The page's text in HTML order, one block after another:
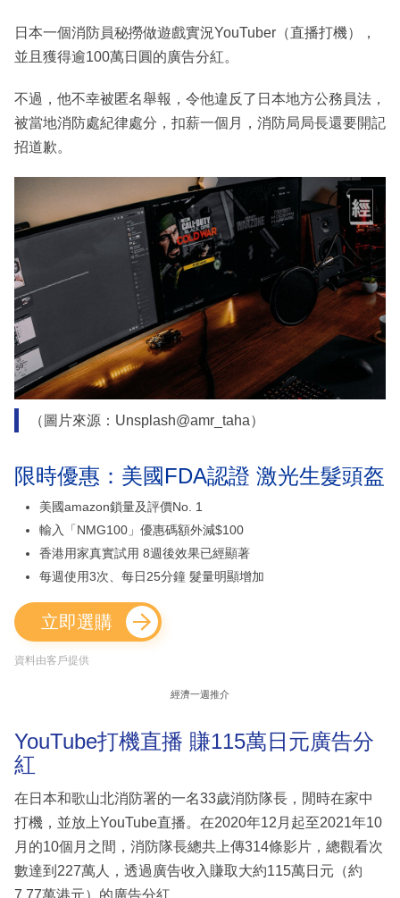
日本一個消防員秘撈做遊戲實況YouTuber（直播打機），
並且獲得逾100萬日圓的廣告分紅。
不過，他不幸被匿名舉報，令他違反了日本地方公務員法，
被當地消防處紀律處分，扣薪一個月，消防局局長還要開記
招道歉。
（圖片來源：Unsplash@amr_taha）
限時優惠：美國FDA認證 激光生髮頭盔
美國amazon鎖量及評價No. 1
輸入「NMG100」優惠碼額外減$100
香港用家真實試用 8週後效果已經顯著
每週使用3次、每日25分鐘 髮量明顯增加
立即選購
資料由客戶提供
經濟一週推介
YouTube打機直播 賺115萬日元廣告分
紅
在日本和歌山北消防署的一名33歲消防隊長，閒時在家中
打機，並放上YouTube直播。在2020年12月起至2021年10
月的10個月之間，消防隊長總共上傳314條影片，總觀看次
數達到227萬人，透過廣告收入賺取大約115萬日元（約
7.77萬港元）的廣告分紅。